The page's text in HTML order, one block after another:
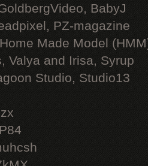
BabyJ
PZ-magazine
Made Model
Valya and Irisa, Syrup
Studio, Studio13